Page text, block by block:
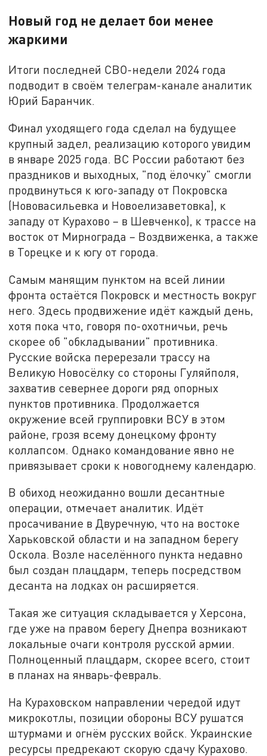
Новый год не делает бои менее
жаркими
Итоги последней СВО-недели 2024 года
подводит в своём телеграм-канале аналитик
Юрий Баранчик.
Финал уходящего года сделал на будущее
крупный задел, реализацию которого увидим
в январе 2025 года. ВС России работают без
праздников и выходных, "под ёлочку" смогли
продвинуться к юго-западу от Покровска
(Нововасильевка и Новоелизаветовка), к
западу от Курахово – в Шевченко), к трассе на
восток от Мирнограда – Воздвиженка, а также
в Торецке и к югу от города.
Самым манящим пунктом на всей линии
фронта остаётся Покровск и местность вокруг
него. Здесь продвижение идёт каждый день,
хотя пока что, говоря по-охотничьи, речь
скорее об "обкладывании" противника.
Русские войска перерезали трассу на
Великую Новосёлку со стороны Гуляйполя,
захватив севернее дороги ряд опорных
пунктов противника. Продолжается
окружение всей группировки ВСУ в этом
районе, грозя всему донецкому фронту
коллапсом. Однако командование явно не
привязывает сроки к новогоднему календарю.
В обиход неожиданно вошли десантные
операции, отмечает аналитик. Идёт
просачивание в Двуречную, что на востоке
Харьковской области и на западном берегу
Оскола. Возле населённого пункта недавно
был создан плацдарм, теперь посредством
десанта на лодках он расширяется.
Такая же ситуация складывается у Херсона,
где уже на правом берегу Днепра возникают
локальные очаги контроля русской армии.
Полноценный плацдарм, скорее всего, стоит
в планах на январь-февраль.
На Кураховском направлении чередой идут
микрокотлы, позиции обороны ВСУ рушатся
штурмами и огнём русских войск. Украинские
ресурсы предрекают скорую сдачу Курахово.